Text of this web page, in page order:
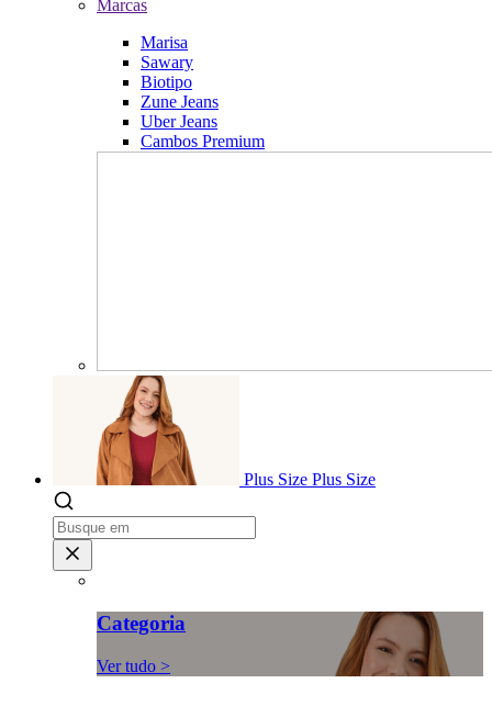
Marcas
Marisa
Sawary
Biotipo
Zune Jeans
Uber Jeans
Cambos Premium
Plus Size Plus Size
Categoria
Ver tudo >